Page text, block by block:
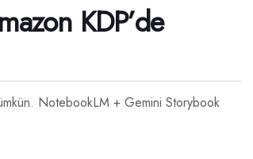
KDP’de
NotebookLM + Gemini Storybook